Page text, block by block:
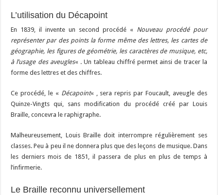
L’utilisation du Décapoint
En 1839, il invente un second procédé « Nouveau procédé pour
représenter par des points la forme même des lettres, les cartes de
géographie, les figures de géométrie, les caractères de musique, etc,
à l’usage des aveugles« . Un tableau chiffré permet ainsi de tracer la
forme des lettres et des chiffres.
Ce procédé, le « Décapoint« , sera repris par Foucault, aveugle des
Quinze-Vingts qui, sans modification du procédé créé par Louis
Braille, concevra le raphigraphe.
Malheureusement, Louis Braille doit interrompre régulièrement ses
classes. Peu à peu il ne donnera plus que des leçons de musique. Dans
les derniers mois de 1851, il passera de plus en plus de temps à
l’infirmerie.
Le Braille reconnu universellement